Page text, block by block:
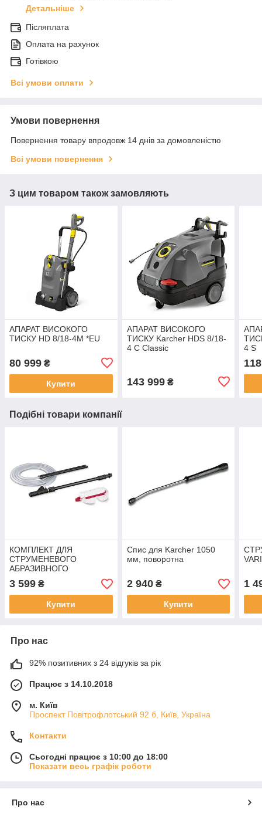
Детальніше
Післяплата
Оплата на рахунок
Готівкою
Всі умови оплати
Умови повернення
Повернення товару впродовж 14 днів за домовленістю
Всі умови повернення
З цим товаром також замовляють
АПАРАТ ВИСОКОГО
ТИСКУ HD 8/18-4M *EU
80 999 ₴
Купити
АПАРАТ ВИСОКОГО
ТИСКУ Karcher HDS 8/18-
4 C Classic
143 999₴
4 S
Подібні товари компанії
КОМПЛЕКТ ДЛЯ
СТРУМЕНЕВОГО
АБРАЗИВНОГО
ОЧИЩЕННЯ
3 599 ₴
Купити
Спис для Karcher 1050
мм, поворотна
2 940₴
Купити
1
Про нас
92% позитивних з 24 відгуків за рік
Працює з 14.10.2018
м. Київ
Проспект Повітрофлотський 92 б, Київ, Україна
Контакти
Сьогодні працює з 10:00 до 18:00
Показати весь графік роботи
Про нас